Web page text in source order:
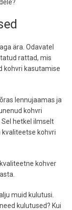
ära. Odavatel
rattad, mis
kohvri kasutamise
lennujaamas ja
kohvri
hetkel ilmselt
kohvri
kohver
muid kulutusi.
kulutused? Kui